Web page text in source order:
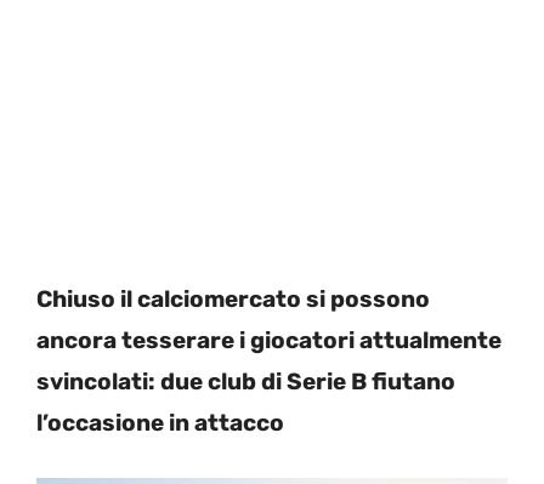
Chiuso il calciomercato si possono
ancora tesserare i giocatori attualmente
svincolati: due club di Serie B fiutano
l’occasione in attacco